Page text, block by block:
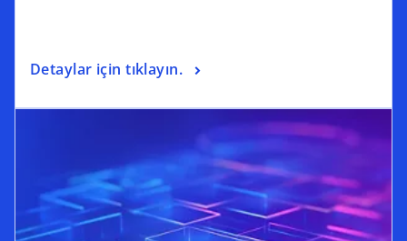
Detaylar için tıklayın.